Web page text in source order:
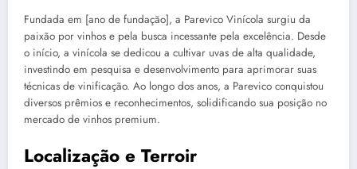
Fundada em [ano de fundação], a Parevico Vinícola surgiu da
paixão por vinhos e pela busca incessante pela excelência. Desde
o início, a vinícola se dedicou a cultivar uvas de alta qualidade,
investindo em pesquisa e desenvolvimento para aprimorar suas
técnicas de vinificação. Ao longo dos anos, a Parevico conquistou
diversos prêmios e reconhecimentos, solidificando sua posição no
mercado de vinhos premium.
Localização e Terroir